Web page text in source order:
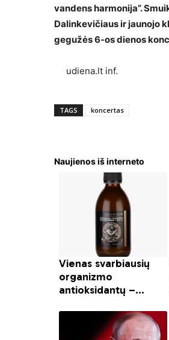
vandens harmonija”.
Dalinkevičiaus ir jaunojo
gegužės 6-os dienos
udiena.lt inf.
TAGS koncertas
Naujienos iš interneto